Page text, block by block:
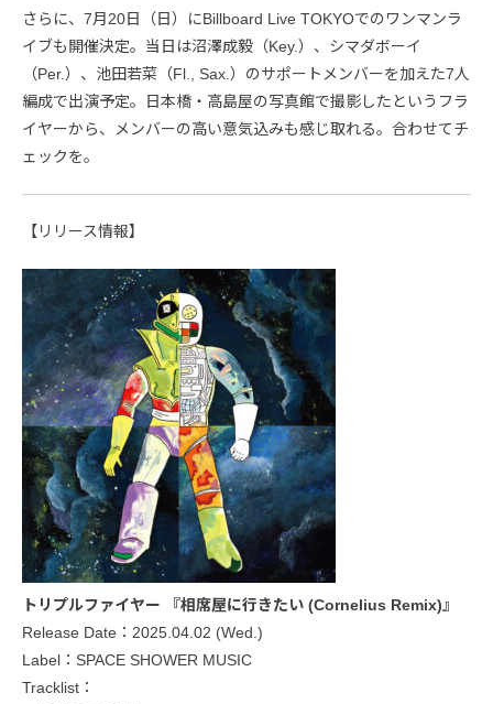
さらに、7月20日（日）にBillboard Live TOKYOでのワンマンラ
イブも開催決定。当日は沼澤成毅（Key.）、シマダボーイ
（Per.）、池田若菜（Fl., Sax.）のサポートメンバーを加えた7人
編成で出演予定。日本橋・高島屋の写真館で撮影したというフラ
イヤーから、メンバーの高い意気込みも感じ取れる。合わせてチ
ェックを。
【リリース情報】
トリプルファイヤー 『相席屋に行きたい (Cornelius Remix)』
Release Date：2025.04.02 (Wed.)
Label：SPACE SHOWER MUSIC
Tracklist：